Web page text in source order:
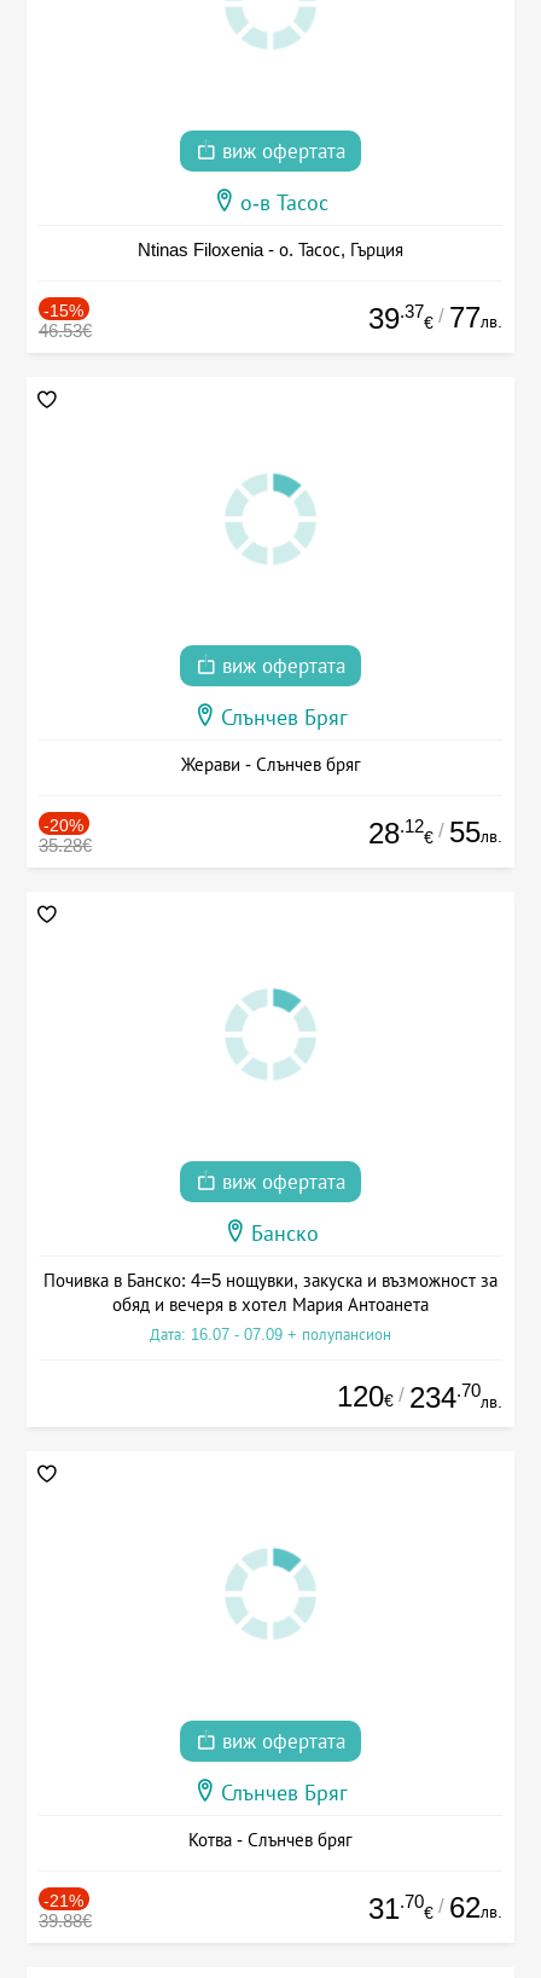
виж офертата
о-в Тасос
Ntinas Filoxenia - о. Тасос, Гърция
-15%
46.53€ 39.37
€ / 77лв.
виж офертата
Слънчев Бряг
Жерави - Слънчев бряг
-20%
35.28€ 28.12
€ / 55лв.
виж офертата
Банско
Почивка в Банско: 4=5 нощувки, закуска и възможност за
обяд и вечеря в хотел Мария Антоанета
Дата: 16.07 - 07.09 + полупансион
120€ / 234.70
лв.
виж офертата
Слънчев Бряг
Котва - Слънчев бряг
-21%
39.88€ 31.70
€ / 62лв.